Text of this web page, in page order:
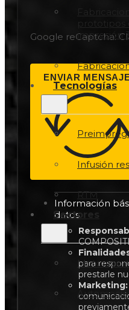
prototipos e
impresión
Tecnologías
Infusión
RTM
Sectores
Motorsport
Google reCaptcha:
ENVIAR
Información
datos
para
prestarle
Marketing: